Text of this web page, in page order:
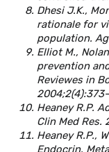
Dhesi J.K.,
rationale for
population.
Elliot M.,
prevention
Reviewes in
Heaney R.P.
Clin Med Res.
Heaney R.P.,
Endocrin.